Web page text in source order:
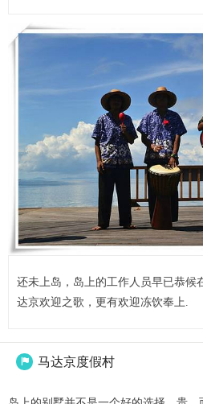
还未上岛，岛上的工作人员早已恭候
达京欢迎之歌，更有欢迎冻饮奉上.
 马达京度假村